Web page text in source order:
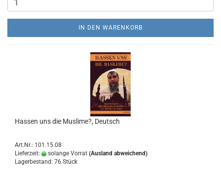
IN DEN WARENKORB
Hassen uns die Muslime?, Deutsch
Art.Nr.: 101.15.08
Lieferzeit:
solange Vorrat (Ausland abweichend)
Lagerbestand: 76 Stück